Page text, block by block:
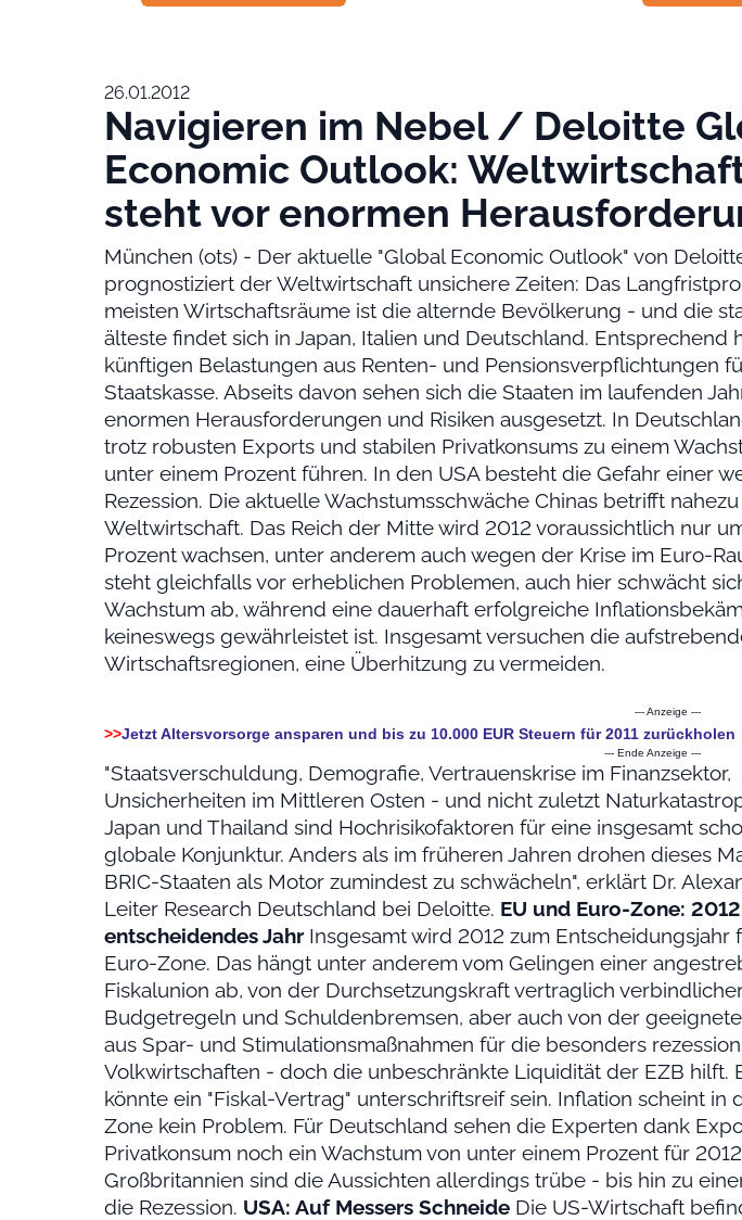
26.01.2012
Navigieren im Nebel / Deloitte
Economic Outlook:
steht vor enormen
München (ots) - Der aktuelle "Global Economic Outlook" von
prognostiziert der Weltwirtschaft unsichere Zeiten: Das
meisten Wirtschaftsräume ist die alternde Bevölkerung - und die
älteste findet sich in Japan, Italien und Deutschland. Entsprechend
künftigen Belastungen aus Renten- und Pensionsverpflichtungen
Staatskasse. Abseits davon sehen sich die Staaten im laufenden
enormen Herausforderungen und Risiken ausgesetzt. In
trotz robusten Exports und stabilen Privatkonsums zu einem
unter einem Prozent führen. In den USA besteht die Gefahr einer
Rezession. Die aktuelle Wachstumsschwäche Chinas betrifft
Weltwirtschaft. Das Reich der Mitte wird 2012 voraussichtlich nur
Prozent wachsen, unter anderem auch wegen der Krise im Euro-
steht gleichfalls vor erheblichen Problemen, auch hier schwächt
Wachstum ab, während eine dauerhaft erfolgreiche
keineswegs gewährleistet ist. Insgesamt versuchen die
Wirtschaftsregionen, eine Überhitzung zu vermeiden.
--- Anzeige ---
>>Jetzt Altersvorsorge ansparen und bis zu 10.000 EUR Steuern für 2011 zurückholen
--- Ende Anzeige ---
"Staatsverschuldung, Demografie, Vertrauenskrise im Finanzsektor,
Unsicherheiten im Mittleren Osten - und nicht zuletzt
Japan und Thailand sind Hochrisikofaktoren für eine insgesamt
globale Konjunktur. Anders als im früheren Jahren drohen dieses
BRIC-Staaten als Motor zumindest zu schwächeln", erklärt Dr.
Leiter Research Deutschland bei Deloitte. EU und Euro-Zone:
entscheidendes Jahr Insgesamt wird 2012 zum Entscheidungsjahr
Euro-Zone. Das hängt unter anderem vom Gelingen einer
Fiskalunion ab, von der Durchsetzungskraft vertraglich
Budgetregeln und Schuldenbremsen, aber auch von der
aus Spar- und Stimulationsmaßnahmen für die besonders
Volkwirtschaften - doch die unbeschränkte Liquidität der EZB hilft.
könnte ein "Fiskal-Vertrag" unterschriftsreif sein. Inflation scheint in
Zone kein Problem. Für Deutschland sehen die Experten dank
Privatkonsum noch ein Wachstum von unter einem Prozent für
Großbritannien sind die Aussichten allerdings trübe - bis hin zu
die Rezession. USA: Auf Messers Schneide Die US-Wirtschaft